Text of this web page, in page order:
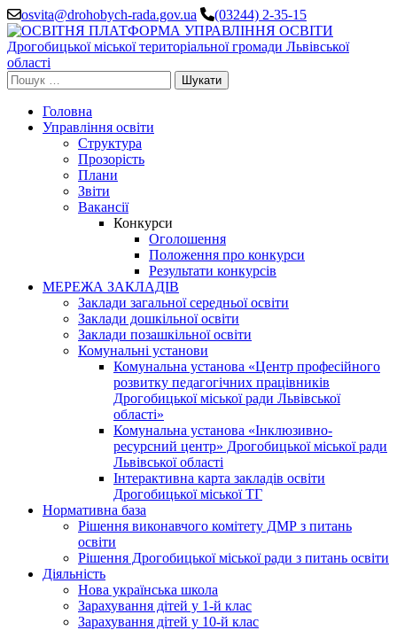
Перейти
до
вмісту
(натисніть
Enter)
osvita@drohobych-rada.gov.ua (03244) 2-35-15
Пошук:
Головна
Управління освіти
Структура
Прозорість
Плани
Звіти
Вакансії
Конкурси
Оголошення
Положення про конкурси
Результати конкурсів
МЕРЕЖА ЗАКЛАДІВ
Заклади загальної середньої освіти
Заклади дошкільної освіти
Заклади позашкільної освіти
Комунальні установи
Комунальна установа «Центр професійного
розвитку педагогічних працівників
Дрогобицької міської ради Львівської
області»
Комунальна установа «Інклюзивно-
ресурсний центр» Дрогобицької міської ради
Львівської області
Інтерактивна карта закладів освіти
Дрогобицької міської ТГ
Нормативна база
Рішення виконавчого комітету ДМР з питань
освіти
Рішення Дрогобицької міської ради з питань освіти
Діяльність
Нова українська школа
Зарахування дітей у 1-й клас
Зарахування дітей у 10-й клас